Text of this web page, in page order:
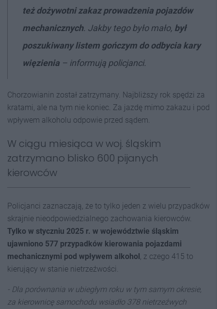
też dożywotni zakaz prowadzenia pojazdów
mechanicznych. Jakby tego było mało, był
poszukiwany listem gończym do odbycia kary
więzienia – informują policjanci.
Chorzowianin został zatrzymany. Najbliższy rok spędzi za
kratami, ale na tym nie koniec. Za jazdę mimo zakazu i pod
wpływem alkoholu odpowie przed sądem.
W ciągu miesiąca w woj. śląskim
zatrzymano blisko 600 pijanych
kierowców
Policjanci zaznaczają, że to tylko jeden z wielu przypadków
skrajnie nieodpowiedzialnego zachowania kierowców.
Tylko w styczniu 2025 r. w województwie śląskim
ujawniono 577 przypadków kierowania pojazdami
mechanicznymi pod wpływem alkohol , z czego 415 to
kierujący w stanie nietrzeźwości.
- Dla porównania w ubiegłym roku w tym samym okresie,
za kierownicę samochodu wsiadło 378 nietrzeźwych